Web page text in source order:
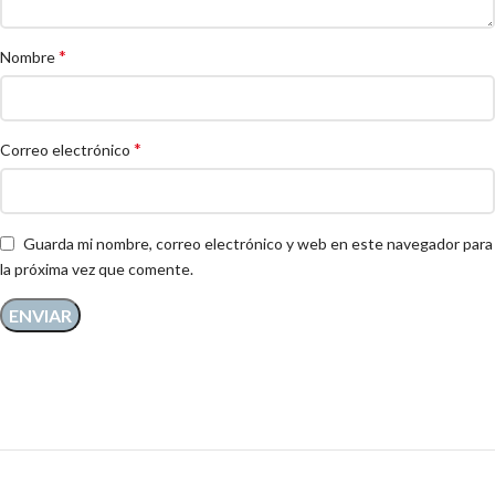
Nombre*
Correo electrónico *
Guarda mi nombre, correo electrónico y web en este navegador para
la próxima vez que comente.